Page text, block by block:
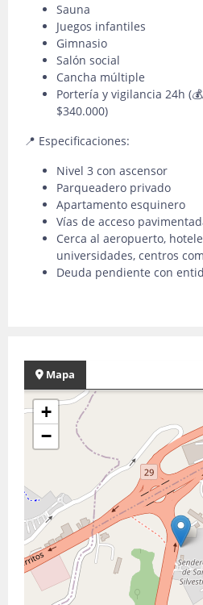
Sauna
Juegos infantiles
Gimnasio
Salón social
Cancha múltiple
Portería y vigilancia 24h
$340.000)
📍 Especificaciones:
Nivel 3 con ascensor
Parqueadero privado
Apartamento esquinero
Vías de acceso
Cerca al aeropuerto,
universidades, centros
Deuda pendiente con
Mapa
+
−